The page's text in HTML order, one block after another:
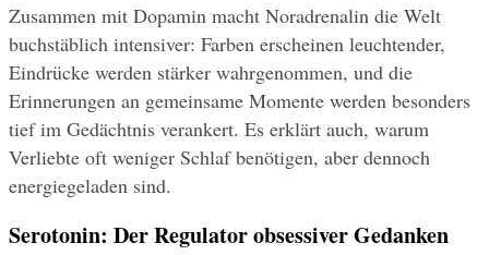
Zusammen mit Dopamin macht Noradrenalin die Welt
buchstäblich intensiver: Farben erscheinen leuchtender,
Eindrücke werden stärker wahrgenommen, und die
Erinnerungen an gemeinsame Momente werden besonders
tief im Gedächtnis verankert. Es erklärt auch, warum
Verliebte oft weniger Schlaf benötigen, aber dennoch
energiegeladen sind.
Serotonin: Der Regulator obsessiver Gedanken